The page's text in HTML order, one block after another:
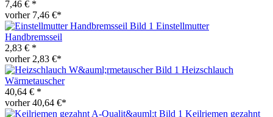
7,46 € *
vorher 7,46 €*
Einstellmutter
Handbremsseil
2,83 € *
vorher 2,83 €*
Heizschlauch
Wärmetauscher
40,64 € *
vorher 40,64 €*
Keilriemen gezahnt